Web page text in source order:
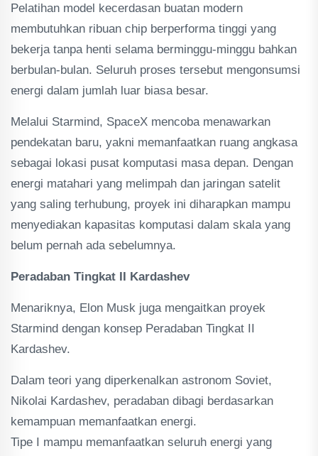
Pelatihan model kecerdasan buatan modern
membutuhkan ribuan chip berperforma tinggi yang
bekerja tanpa henti selama berminggu-minggu bahkan
berbulan-bulan. Seluruh proses tersebut mengonsumsi
energi dalam jumlah luar biasa besar.
Melalui Starmind, SpaceX mencoba menawarkan
pendekatan baru, yakni memanfaatkan ruang angkasa
sebagai lokasi pusat komputasi masa depan. Dengan
energi matahari yang melimpah dan jaringan satelit
yang saling terhubung, proyek ini diharapkan mampu
menyediakan kapasitas komputasi dalam skala yang
belum pernah ada sebelumnya.
Peradaban Tingkat II Kardashev
Menariknya, Elon Musk juga mengaitkan proyek
Starmind dengan konsep Peradaban Tingkat II
Kardashev.
Dalam teori yang diperkenalkan astronom Soviet,
Nikolai Kardashev, peradaban dibagi berdasarkan
kemampuan memanfaatkan energi.
Tipe I mampu memanfaatkan seluruh energi yang